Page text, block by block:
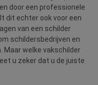
door een professionele
dit echter ook voor een
van een schilder
schildersbedrijven en
Maar welke vakschilder
u zeker dat u de juiste